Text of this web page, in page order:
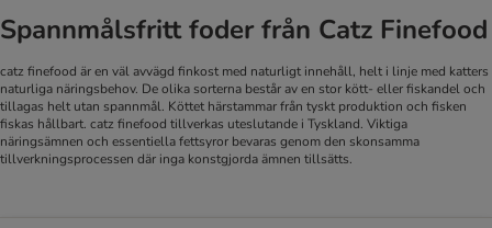
Spannmålsfritt foder från Catz Finefood
catz finefood är en väl avvägd finkost med naturligt innehåll, helt i linje med katters
naturliga näringsbehov. De olika sorterna består av en stor kött- eller fiskandel och
tillagas helt utan spannmål. Köttet härstammar från tyskt produktion och fisken
fiskas hållbart. catz finefood tillverkas uteslutande i Tyskland. Viktiga
näringsämnen och essentiella fettsyror bevaras genom den skonsamma
tillverkningsprocessen där inga konstgjorda ämnen tillsätts.